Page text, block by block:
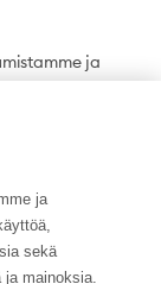
ja
ja
sekä
ja mainoksia.